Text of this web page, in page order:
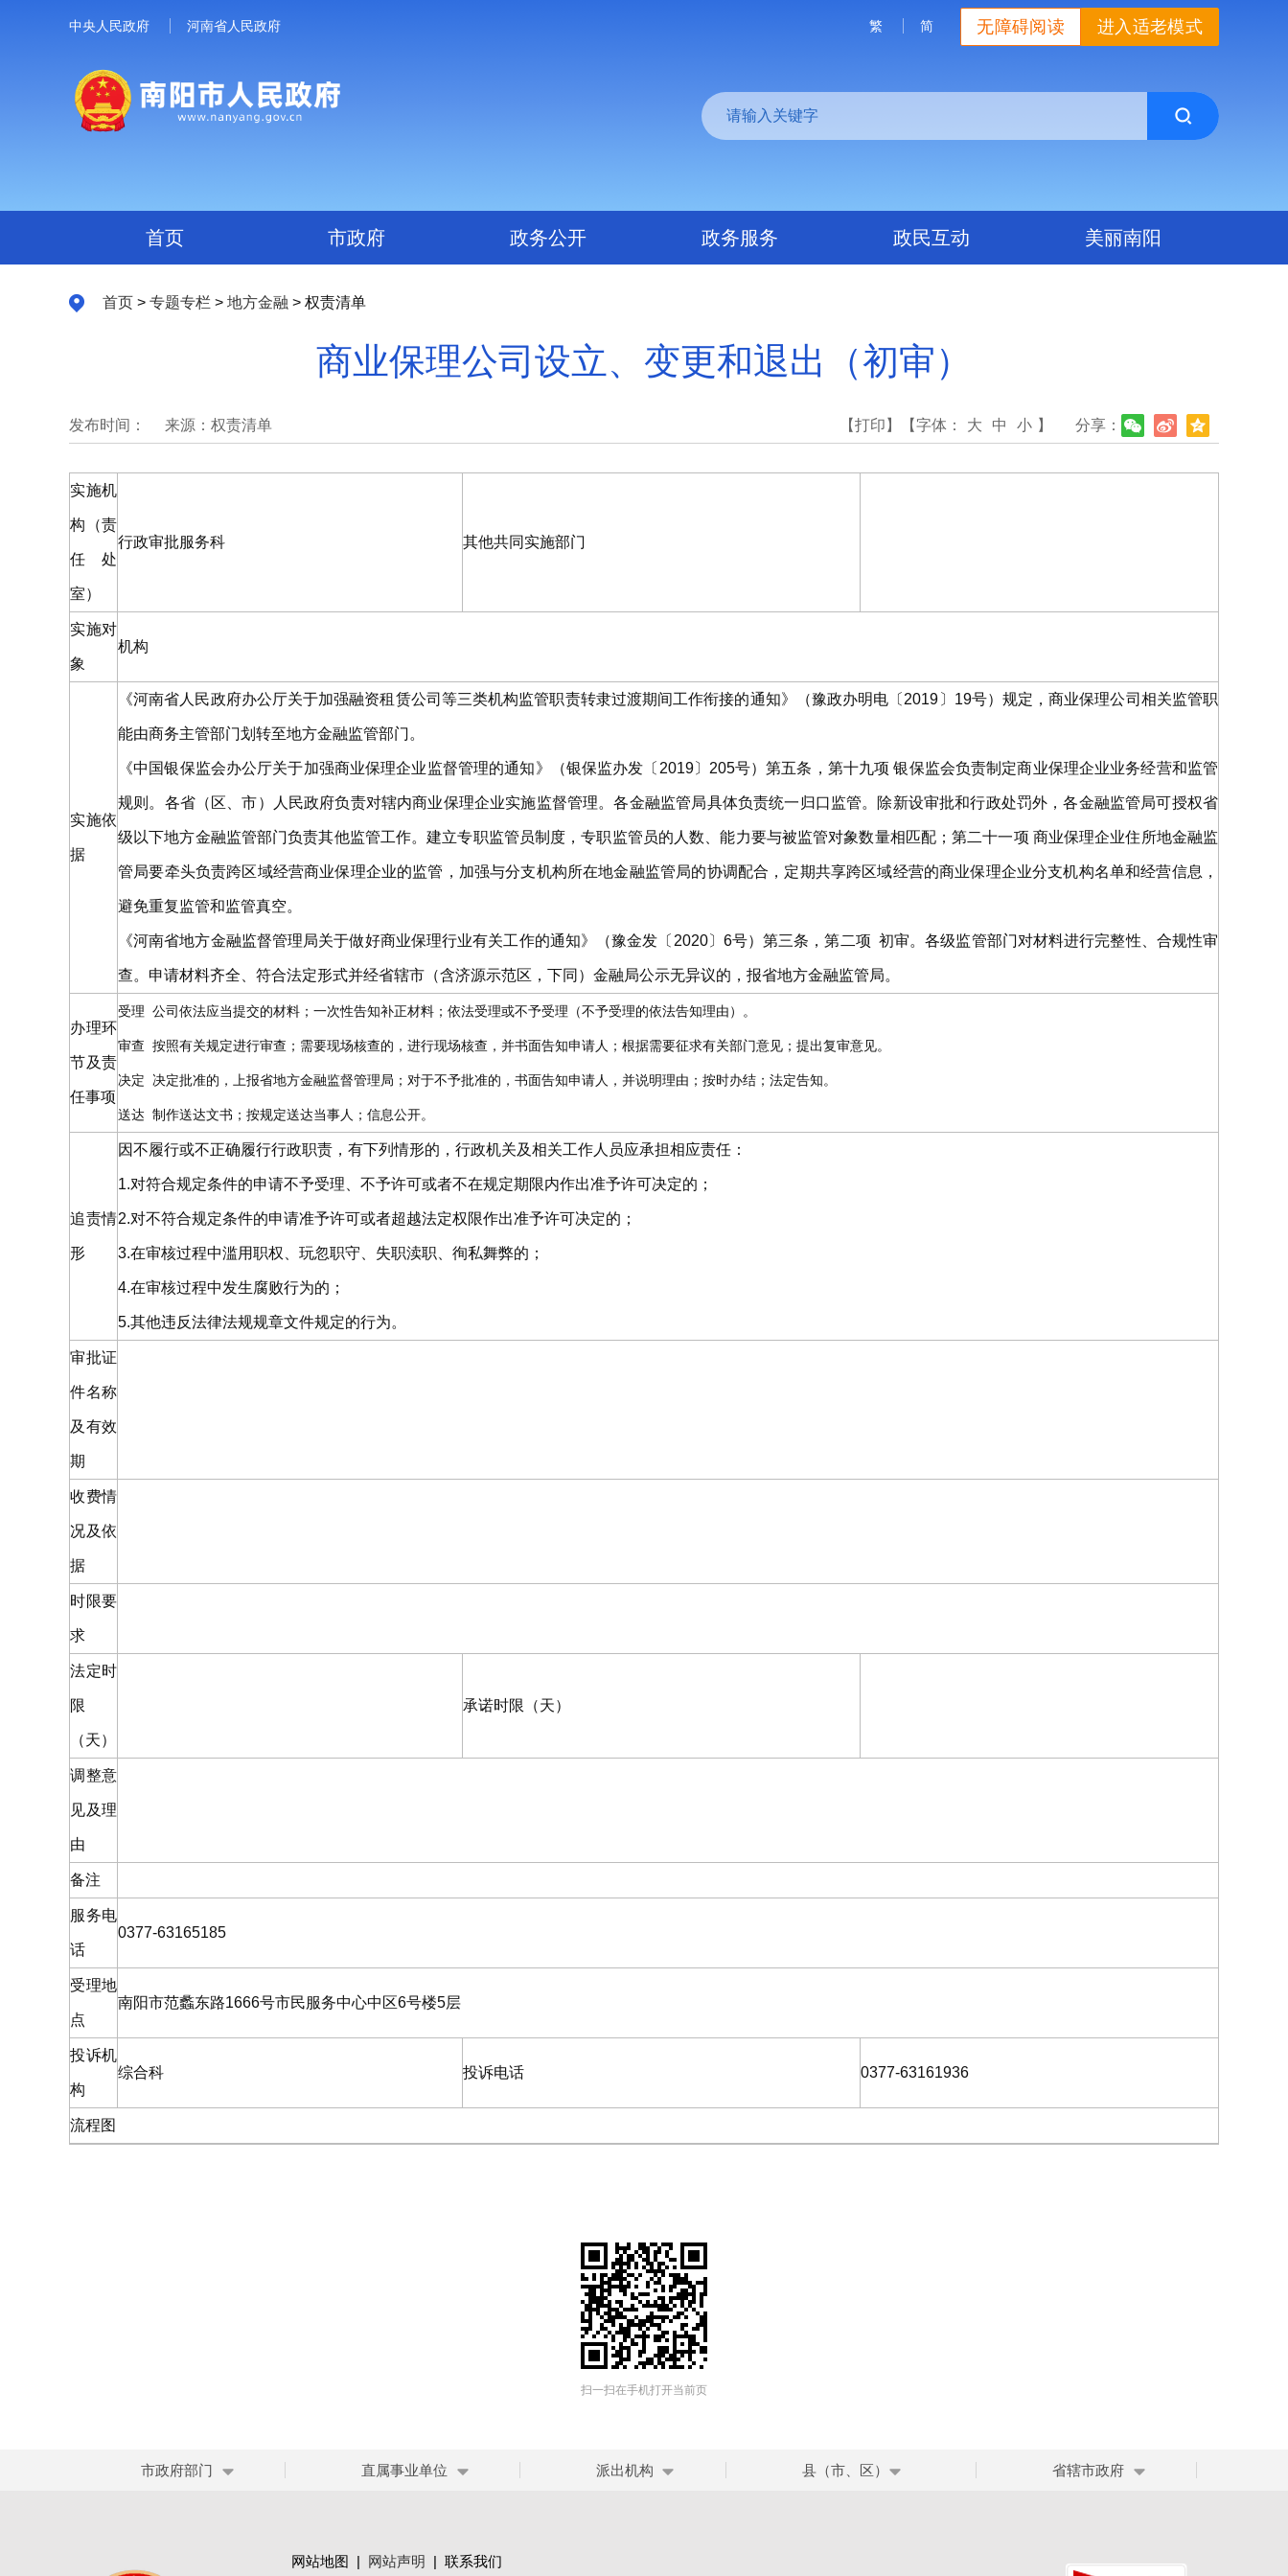
中央人民政府 河南省人民政府 进入适老模式
无障碍阅读
繁 简
首页 市政府 政务公开 政务服务 政民互动 美丽南阳
首页 > 专题专栏 > 地方金融 > 权责清单
商业保理公司设立、变更和退出（初审）
发布时间： 来源：权责清单 分享：
【打印】 【字体： 大 中 小 】
实施机
构（责
任处
室）
行政审批服务科 其他共同实施部门
实施对
象
机构
实施依
据
《河南省人民政府办公厅关于加强融资租赁公司等三类机构监管职责转隶过渡期间工作衔接的通知》（豫政办明电〔2019〕19号）规定，商业保理公司相关监管职
能由商务主管部门划转至地方金融监管部门。
《中国银保监会办公厅关于加强商业保理企业监督管理的通知》（银保监办发〔2019〕205号）第五条，第十九项 银保监会负责制定商业保理企业业务经营和监管
规则。各省（区、市）人民政府负责对辖内商业保理企业实施监督管理。各金融监管局具体负责统一归口监管。除新设审批和行政处罚外，各金融监管局可授权省
级以下地方金融监管部门负责其他监管工作。建立专职监管员制度，专职监管员的人数、能力要与被监管对象数量相匹配；第二十一项 商业保理企业住所地金融监
管局要牵头负责跨区域经营商业保理企业的监管，加强与分支机构所在地金融监管局的协调配合，定期共享跨区域经营的商业保理企业分支机构名单和经营信息，
避免重复监管和监管真空。
《河南省地方金融监督管理局关于做好商业保理行业有关工作的通知》（豫金发〔2020〕6号）第三条，第二项 初审。各级监管部门对材料进行完整性、合规性审
查。申请材料齐全、符合法定形式并经省辖市（含济源示范区，下同）金融局公示无异议的，报省地方金融监管局。
办理环
节及责
任事项
受理 公司依法应当提交的材料；一次性告知补正材料；依法受理或不予受理（不予受理的依法告知理由）。
审查 按照有关规定进行审查；需要现场核查的，进行现场核查，并书面告知申请人；根据需要征求有关部门意见；提出复审意见。
决定 决定批准的，上报省地方金融监督管理局；对于不予批准的，书面告知申请人，并说明理由；按时办结；法定告知。
送达 制作送达文书；按规定送达当事人；信息公开。
追责情
形
因不履行或不正确履行行政职责，有下列情形的，行政机关及相关工作人员应承担相应责任：
1.对符合规定条件的申请不予受理、不予许可或者不在规定期限内作出准予许可决定的；
2.对不符合规定条件的申请准予许可或者超越法定权限作出准予许可决定的；
3.在审核过程中滥用职权、玩忽职守、失职渎职、徇私舞弊的；
4.在审核过程中发生腐败行为的；
5.其他违反法律法规规章文件规定的行为。
审批证
件名称
及有效
期
收费情
况及依
据
时限要
求
法定时
限
（天）
承诺时限（天）
调整意
见及理
由
备注
服务电
话
0377-63165185
受理地
点
南阳市范蠡东路1666号市民服务中心中区6号楼5层
投诉机
构
综合科 投诉电话 0377-63161936
流程图
扫一扫在手机打开当前页
市政府部门 直属事业单位 派出机构 县（市、区） 省辖市政府
网站地图 | 网站声明 | 联系我们